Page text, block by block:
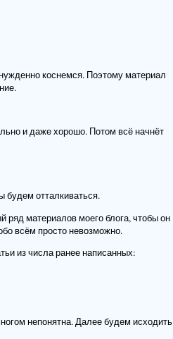
коснемся. Поэтому материал
и даже хорошо. Потом всё начнёт
будем отталкиваться.
ряд материалов моего блога, чтобы он
всём просто невозможно.
из числа ранее написанных:
непонятна. Далее будем исходить